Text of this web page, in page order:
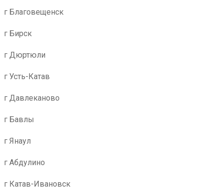
г Благовещенск
г Бирск
г Дюртюли
г Усть-Катав
г Давлеканово
г Бавлы
г Янаул
г Абдулино
г Катав-Ивановск